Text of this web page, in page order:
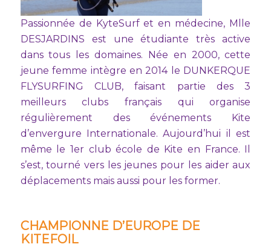
Passionnée de KyteSurf et en médecine, Mlle
DESJARDINS est une étudiante très active
dans tous les domaines. Née en 2000, cette
jeune femme intègre en 2014 le DUNKERQUE
FLYSURFING CLUB, faisant partie des 3
meilleurs clubs français qui organise
régulièrement des événements Kite
d’envergure Internationale. Aujourd’hui il est
même le 1er club école de Kite en France. Il
s’est, tourné vers les jeunes pour les aider aux
déplacements mais aussi pour les former.
CHAMPIONNE D’EUROPE DE
KITEFOIL